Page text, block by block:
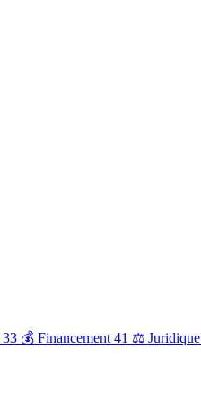
33 💰 Financement 41 ⚖️ Juridique